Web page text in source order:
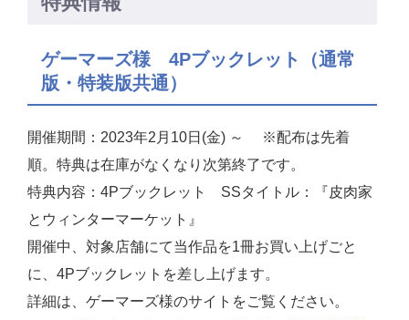
ゲーマーズ様 4Pブックレット（通常
版・特装版共通）
開催期間：2023年2月10日(金) ～ ※配布は先着
順。特典は在庫がなくなり次第終了です。
特典内容：4Pブックレット SSタイトル：『皮肉家
とウィンターマーケット』
開催中、対象店舗にて当作品を1冊お買い上げごと
に、4Pブックレットを差し上げます。
詳細は、ゲーマーズ様のサイトをご覧ください。